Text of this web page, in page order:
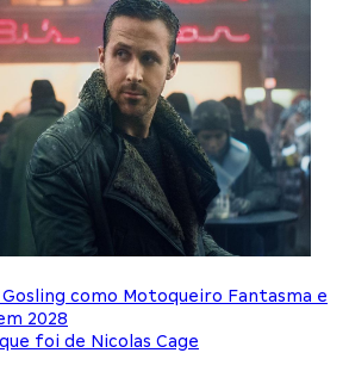
Gosling como Motoqueiro Fantasma e
2028
foi de Nicolas Cage